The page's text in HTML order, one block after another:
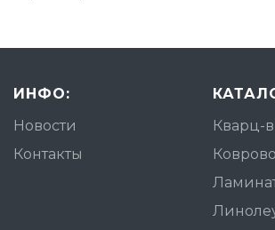
ИНФО:
Новости
Контакты
Кварц-